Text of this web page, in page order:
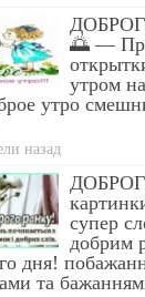
Trick
All
From Your
🌅 —
утром
утро
назад
супер
добрим
дня!
та